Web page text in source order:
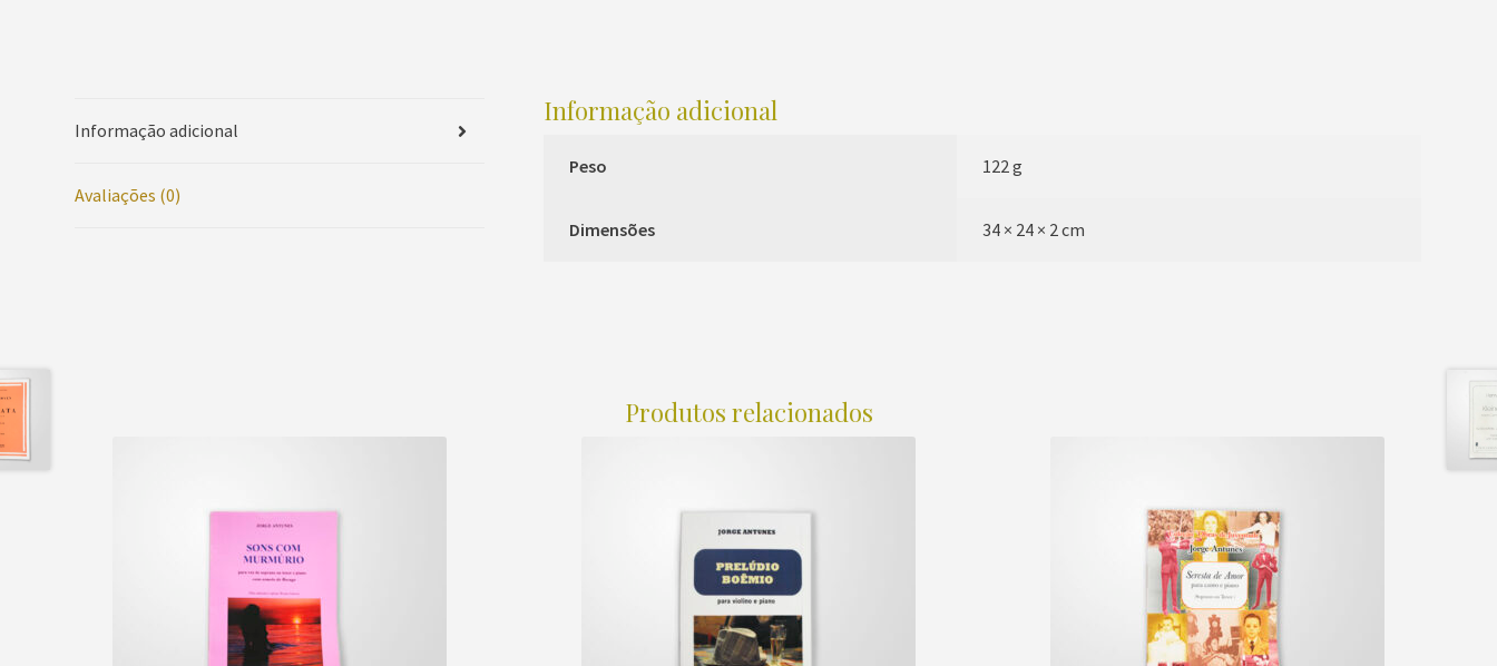
Informação adicional
Avaliações (0)
Informação adicional
Peso 122 g
Dimensões 34 × 24 × 2 cm
Produtos relacionados